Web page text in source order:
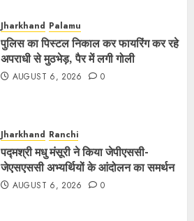
Jharkhand Palamu
पुलिस का पिस्टल निकाल कर फायरिंग कर रहे
अपराधी से मुठभेड़, पैर में लगी गोली
AUGUST 6, 2026 0
Jharkhand Ranchi
पद्मश्री मधु मंसूरी ने किया जेपीएससी-
जेएसएससी अभ्यर्थियों के आंदोलन का समर्थन
AUGUST 6, 2026 0